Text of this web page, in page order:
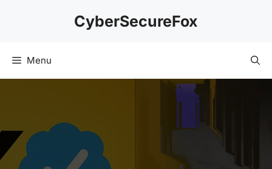
CyberSecureFox
Menu